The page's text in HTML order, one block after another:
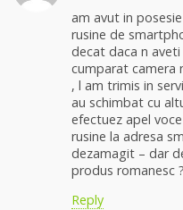
am avut in
rusine de
decat daca n aveti
cumparat camera
, l am trimis in
au schimbat cu
efectuez apel
rusine la adresa
dezamagit – dar
produs romanesc
Reply